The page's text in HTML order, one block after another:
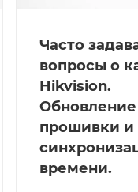
Часто
вопросы о
Hikvision.
Обновление
прошивки и
времени.